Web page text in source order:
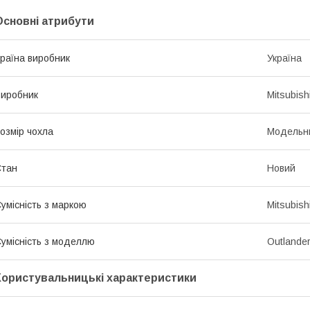
атрибути
виробник Україна
Mitsubishi
чохла
Новий
з маркою Mitsubishi
з моделлю Outlander
характеристики